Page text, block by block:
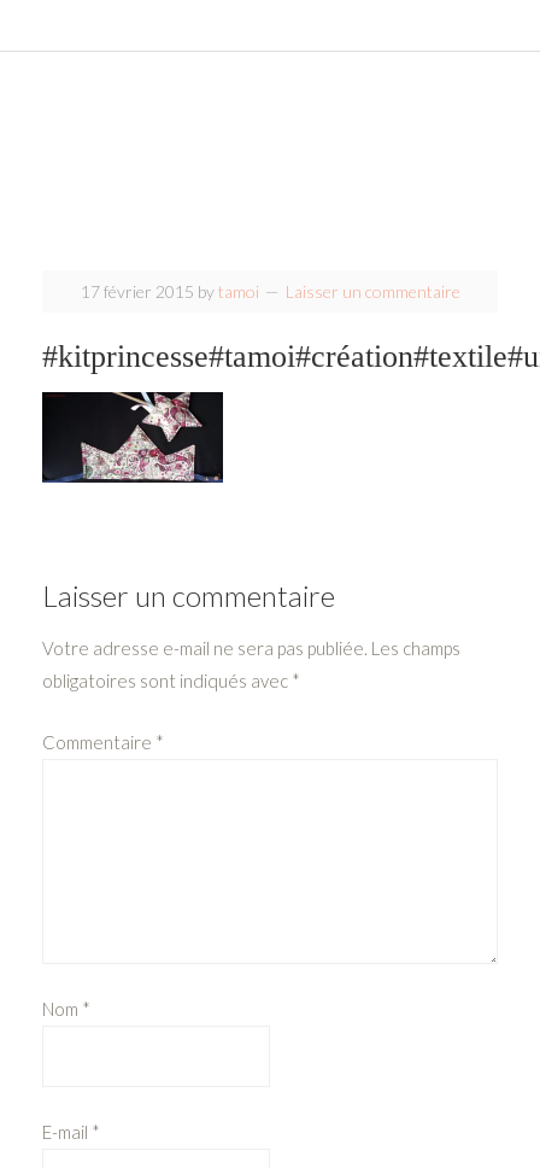
17 février 2015 bytamoi Laisser un commentaire
Laisser un commentaire
Votre adresse e-mail ne sera pas publiée. Les champs
obligatoires sont indiqués avec *
Commentaire *
Nom *
E-mail *